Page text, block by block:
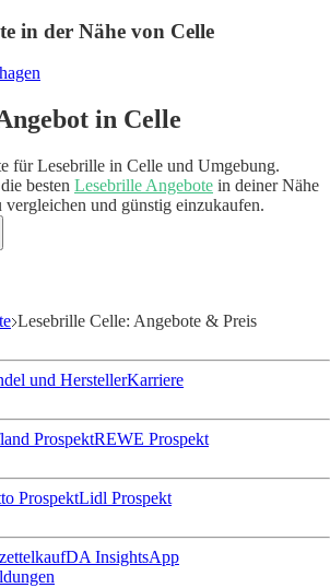
in der Nähe von Celle
in Celle
für Lesebrille in Celle und Umgebung.
besten Lesebrille Angebote in deiner Nähe
vergleichen und günstig einzukaufen.
Lesebrille Celle: Angebote & Preis
und HerstellerKarriere
ProspektREWE Prospekt
ProspektLidl Prospekt
kaufDA InsightsApp